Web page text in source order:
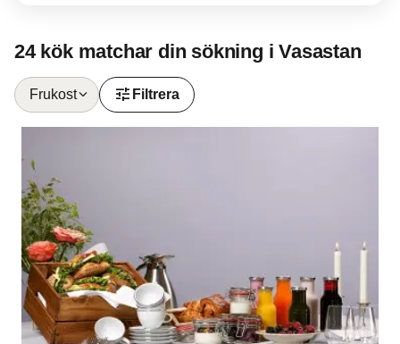
24 kök matchar din sökning i Vasastan
Frukost tune Filtrera